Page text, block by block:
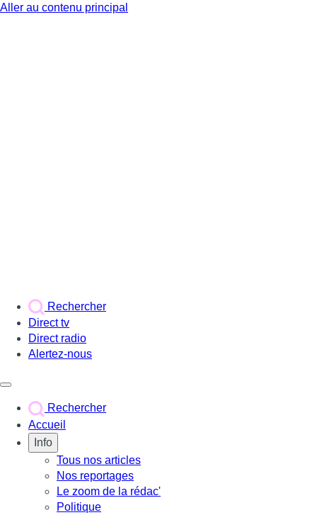
Aller au contenu principal
Rechercher
Direct tv
Direct radio
Alertez-nous
Rechercher
Accueil
Info
Tous nos articles
Nos reportages
Le zoom de la rédac'
Politique